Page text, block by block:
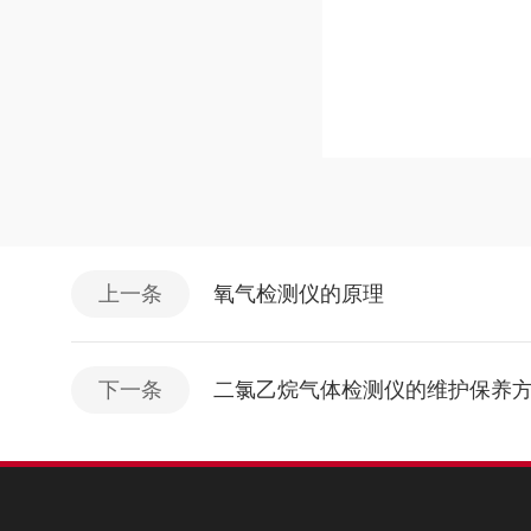
上一条 氧气检测仪的原理
下一条 二氯乙烷气体检测仪的维护保养